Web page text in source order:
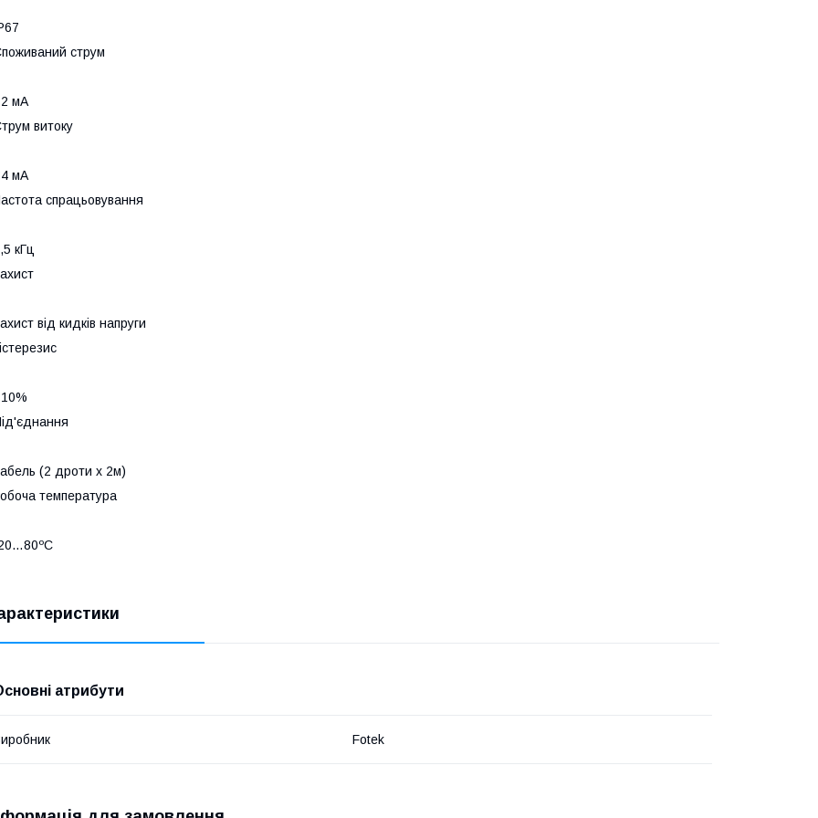
струм
мА
витоку
мА
спрацьовування
кГц
від кидків напруги
(2 дроти х 2м)
температура
атрибути
Fotek